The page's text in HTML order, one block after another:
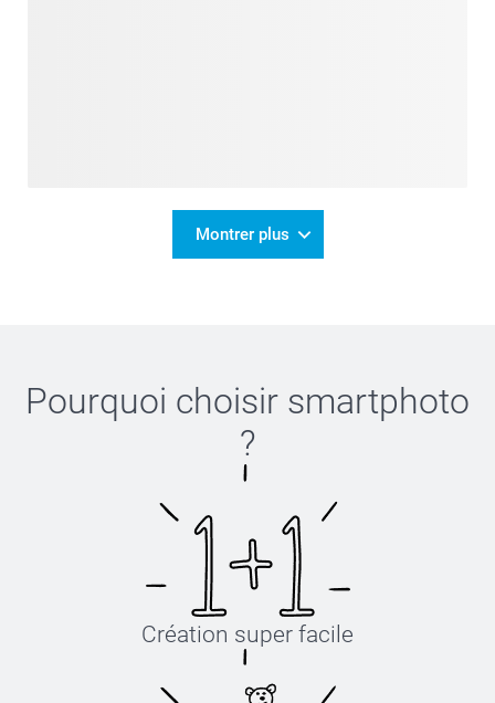
Montrer plus
Pourquoi choisir smartphoto
?
Création super facile